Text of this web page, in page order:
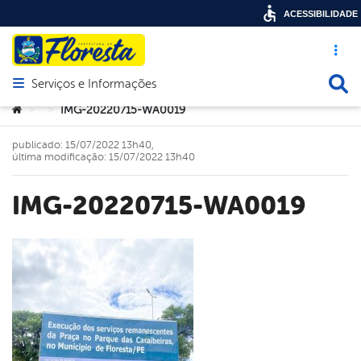
Acesso
Abrir menu principal de navegação
Serviços e Informações
Você está aqui:
> > IMG-20220715-WA0019
IMG-20220715-WA0019
publicado: 15/07/2022 13h40,
última modificação: 15/07/2022 13h40
ACESSIBILIDADE